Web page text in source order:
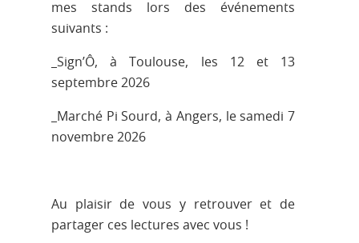
mes stands lors des événements
suivants :
_Sign’Ô, à Toulouse, les 12 et 13
septembre 2026
_Marché Pi Sourd, à Angers, le samedi 7
novembre 2026
Au plaisir de vous y retrouver et de
partager ces lectures avec vous !